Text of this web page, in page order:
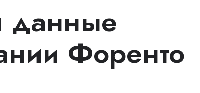
данные
Форенто